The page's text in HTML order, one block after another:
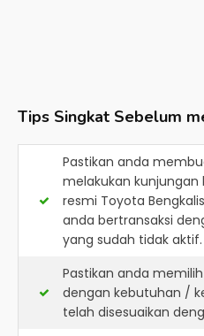
Tips Singkat Sebelum
Pastikan anda
melakukan
resmi Toyota Bengkalis
anda bertransaksi
yang sudah tidak aktif.
Pastikan anda
dengan kebutuhan /
telah disesuaikan